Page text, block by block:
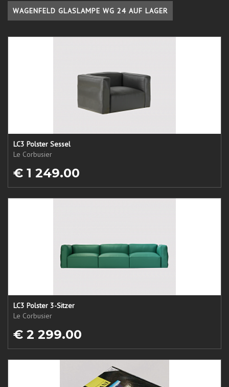
WAGENFELD GLASLAMPE WG 24 AUF LAGER
LC3 Polster Sessel
Le Corbusier
€ 1 249.00
LC3 Polster 3-Sitzer
Le Corbusier
€ 2 299.00